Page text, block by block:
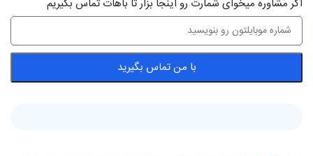
اگر‌ مشاوره میخوای شمارت رو اینجا بزار تا باهات تماس بگیریم
با من تماس بگیرید